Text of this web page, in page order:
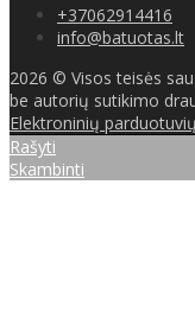
+37062914416
info@batuotas.lt
2026 © Visos teisės
be autorių sutikimo
Elektroninių
Rašyti
Skambinti